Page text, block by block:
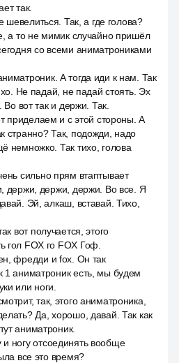
так.
шевелиться. Так, а где голова?
а то не мимик случайно пришёл
со всеми аниматрониками
А тогда иди к нам. Так
Не падай, не падай стоять. Эх
вот так и держи. Так.
приделаем и с этой стороны. А
странно? Так, подожди, надо
немножко. Так тихо, голова
сильно прям втаптывает
держи, держи, держи. Во все. Я
Эй, алкаш, вставай. Тихо,
вот получается, этого
гол FOX го FOX Гоф.
фредди и fox. Он так
1 аниматроник есть, мы будем
или ноги.
так, этого аниматроника,
Да, хорошо, давай. Так как
аниматроник.
ногу отсоединять вообще
все это время?